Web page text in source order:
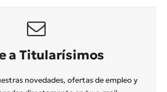
a Titularísimos
novedades, ofertas de empleo y